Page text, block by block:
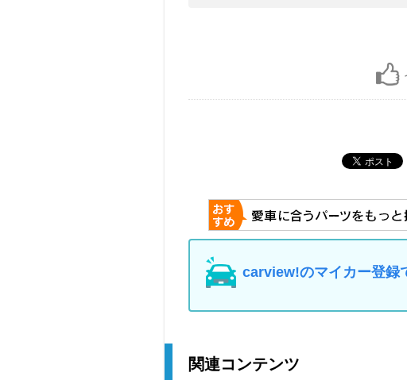
carview!のマイカー登録
関連コンテンツ